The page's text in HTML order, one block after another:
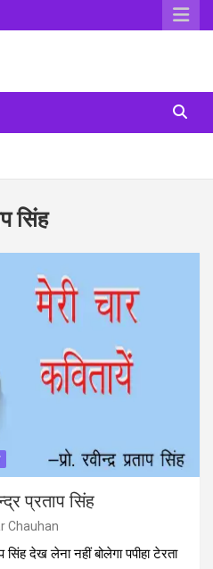
सिंह
प्रताप सिंह
Chauhan
सिंह देख लेना नहीं बोलेगा पपीहा टेरता